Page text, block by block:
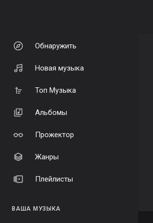
Обнаружить
Новая музыка
Топ Музыка
Альбомы
Прожектор
Жанры
Плейлисты
ВАША МУЗЫКА